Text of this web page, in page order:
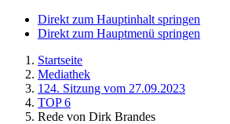
Direkt zum Hauptinhalt springen
Direkt zum Hauptmenü springen
Startseite
Mediathek
124. Sitzung vom 27.09.2023
TOP 6
Rede von Dirk Brandes